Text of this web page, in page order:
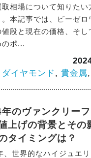
取相場について知りたい
。本記事では、ビーゼロ
値段と現在の価格、そし
のポ...
ダイヤモンド , 貴金属
のヴァンクリー
上げの背景とその
タイミングは？
、世界的なハイジュエ